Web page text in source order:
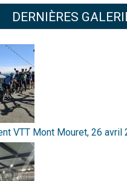
DERNIÈRES
VTT Mont Mouret, 26 avril